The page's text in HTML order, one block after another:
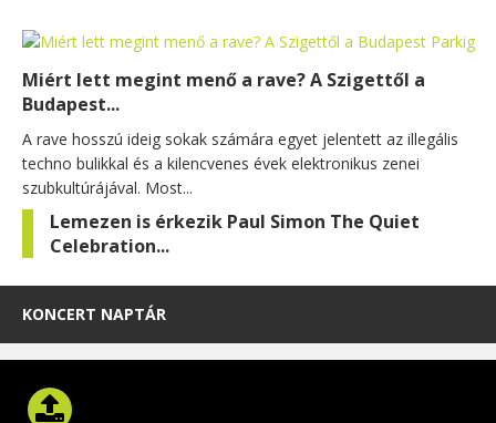
Miért lett megint menő a rave? A Szigettől a
Budapest...
A rave hosszú ideig sokak számára egyet jelentett az illegális
techno bulikkal és a kilencvenes évek elektronikus zenei
szubkultúrájával. Most...
Lemezen is érkezik Paul Simon The Quiet
Celebration...
KONCERT NAPTÁR